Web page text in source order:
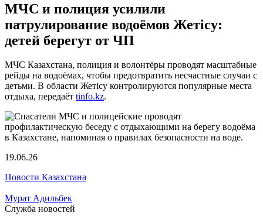
МЧС и полиция усилили
патрулирование водоёмов Жетісу:
детей берегут от ЧП
МЧС Казахстана, полиция и волонтёры проводят масштабные
рейды на водоёмах, чтобы предотвратить несчастные случаи с
детьми. В области Жетісу контролируются популярные места
отдыха, передаёт tinfo.kz.
19.06.26
Новости Казахстана
Мурат Адильбек
Служба новостей